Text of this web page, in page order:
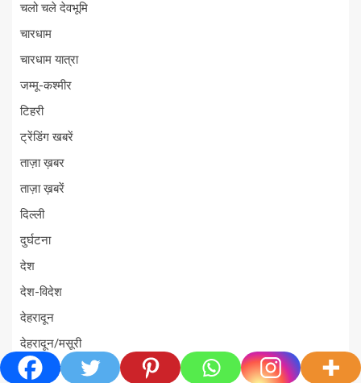
चलो चले देवभूमि
चारधाम
चारधाम यात्रा
जम्मू-कश्मीर
टिहरी
ट्रेंडिंग खबरें
ताज़ा ख़बर
ताज़ा ख़बरें
दिल्ली
दुर्घटना
देश
देश-विदेश
देहरादून
देहरादून/मसूरी
धर्म-संस्कृति